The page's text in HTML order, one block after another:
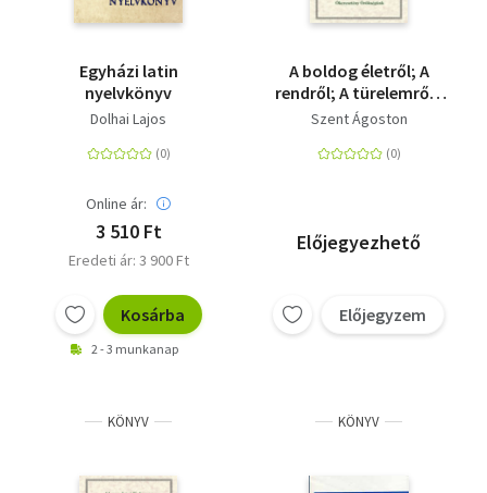
Egyházi latin
nyelvkönyv
Dolhai Lajos
Online ár:
3 510 Ft
Eredeti ár: 3 900 Ft
Kosárba
2 - 3 munkanap
A boldog életről; A
rendről; A türelemről -
Ókeresztény
Szent Ágoston
Előjegyezhető
Előjegyzem
KÖNYV KÖNYV